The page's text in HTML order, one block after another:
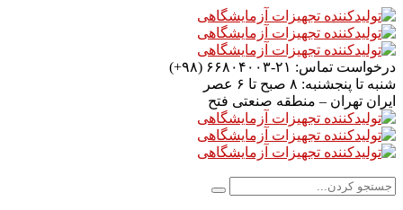
درخواست تماس: ۲۱-۶۶۸۰۴۰۰۳ (۹۸+)
شنبه تا پنجشنبه: ۸ صبح تا ۶ عصر
ایران تهران – منطقه صنعتی فتح